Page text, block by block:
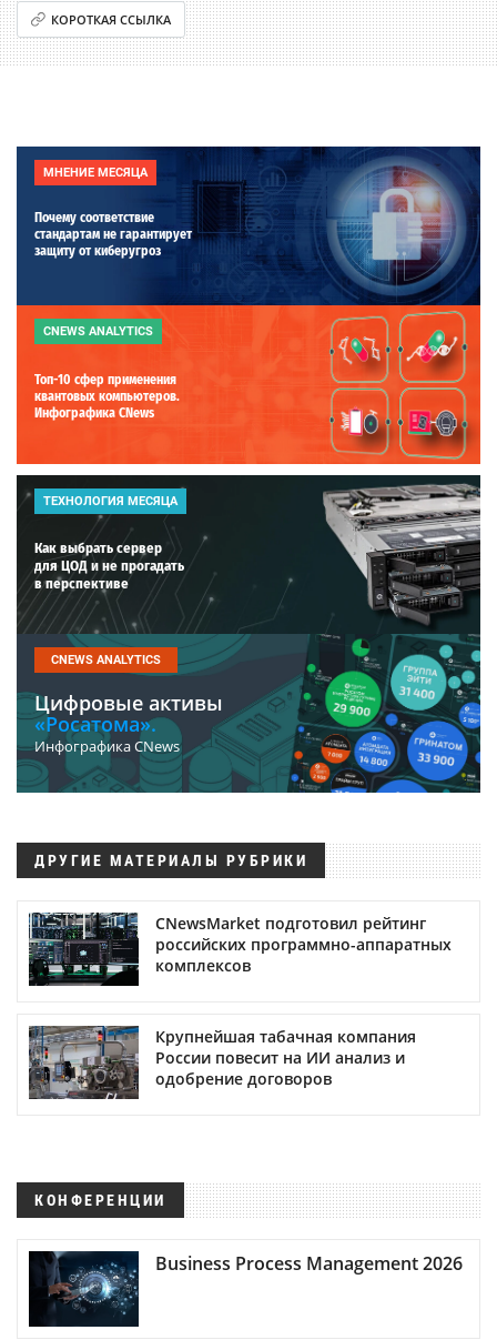
КОРОТКАЯ ССЫЛКА
МНЕНИЕ МЕСЯЦА
Почему соответствие
стандартам не гарантирует
защиту от киберугроз
CNEWS ANALYTICS
Топ-10 сфер применения
квантовых компьютеров.
Инфографика CNews
ТЕХНОЛОГИЯ МЕСЯЦА
Как выбрать сервер
для ЦОД и не прогадать
в перспективе
CNEWS ANALYTICS
Цифровые активы
«Росатома».
Инфографика CNews
ДРУГИЕ МАТЕРИАЛЫ РУБРИКИ
CNewsMarket подготовил рейтинг
российских программно-аппаратных
комплексов
Крупнейшая табачная компания
России повесит на ИИ анализ и
одобрение договоров
КОНФЕРЕНЦИИ
Business Process Management 2026